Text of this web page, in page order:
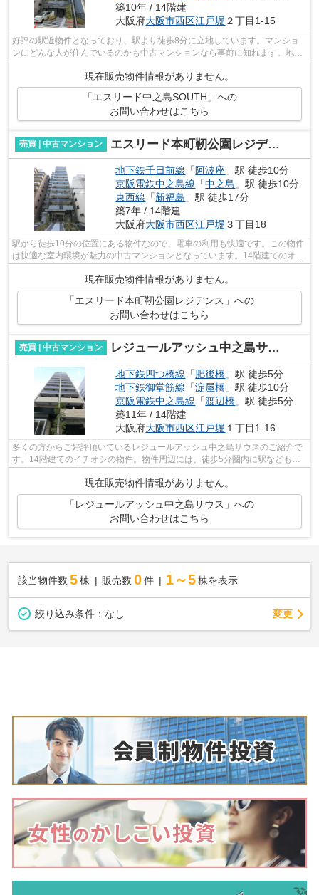
築10年 / 14階建
大阪府大阪市西区江戸堀 ２丁目1-15
好評の駅近物件となっており、駅より徒歩8分に立地しています。マンショ
ンにどんな人が住んでいるのかも中古マンションなら事前に知れます。地上
14階建ての物件です。快適な室内環境の...
現在販売物件情報がありません。
「エスリード中之島SOUTH」への
お問い合わせはこちら
売買 | 中古マンション エスリード本町靭公園レジデンス
地下鉄千日前線 「 阿波座 」駅 徒歩10分
京阪電鉄中之島線 「中之島 」駅 徒歩10分
東西線 「新福島 」駅 徒歩17分
築7年 / 14階建
大阪府大阪市西区江戸堀 ３丁目18
駅から徒歩10分の位置にある物件なので、電車の利用も快適です。この物件
は快適な室内環境が魅力の中古マンションとなっています。14階建てのオス
現在販売物件情報がありません。
「エスリード本町靭公園レジデンス」への
お問い合わせはこちら
売買 | 中古マンション レジュールアッシュ中之島サウス
地下鉄四つ橋線 「肥後橋 」駅 徒歩5分
地下鉄御堂筋線 「淀屋橋 」駅 徒歩10分
京阪電鉄中之島線 「渡辺橋 」駅 徒歩5分
築11年 / 14階建
大阪府大阪市西区江戸堀 １丁目1-16
多くの方からご好評頂いているレジュールアッシュ中之島サウスのご紹介で
す。14階建てのイチオシの物件。物件周辺には、徒歩5分圏内に駅などもあ
現在販売物件情報がありません。
「レジュールアッシュ中之島サウス」への
お問い合わせはこちら
該当物件数 5棟 販売数 0 件 1～5 棟を表示
絞り込み条件： なし 変更